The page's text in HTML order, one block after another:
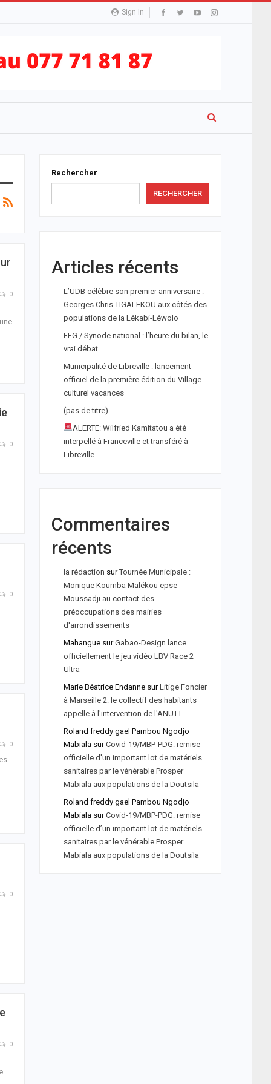
Sign In
0
0
0
0
0
0
Rechercher
RECHERCHER
Articles récents
L’UDB célèbre son premier anniversaire :
Georges Chris TIGALEKOU aux côtés des
populations de la Lékabi-Léwolo
EEG / Synode national : l’heure du bilan, le
vrai débat
Municipalité de Libreville : lancement
officiel de la première édition du Village
culturel vacances
(pas de titre)
ALERTE: Wilfried Kamitatou a été
interpellé à Franceville et transféré à
Libreville
Commentaires
récents
la rédaction surTournée Municipale :
Monique Koumba Malékou epse
Moussadji au contact des
préoccupations des mairies
d'arrondissements
MahanguesurGabao-Design lance
officiellement le jeu vidéo LBV Race 2
Ultra
Marie Béatrice EndannesurLitige Foncier
à Marseille 2: le collectif des habitants
appelle à l'intervention de l'ANUTT
Roland freddy gael Pambou Ngodjo
MabialasurCovid-19/MBP-PDG: remise
officielle d'un important lot de matériels
sanitaires par le vénérable Prosper
Mabiala aux populations de la Doutsila
Roland freddy gael Pambou Ngodjo
MabialasurCovid-19/MBP-PDG: remise
officielle d’un important lot de matériels
sanitaires par le vénérable Prosper
Mabiala aux populations de la Doutsila